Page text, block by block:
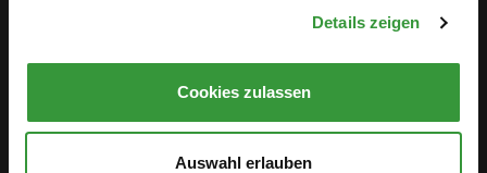
Details zeigen
Cookies zulassen
Auswahl erlauben
Öffentlichkeitsbeteiligung
Antidiskriminierung